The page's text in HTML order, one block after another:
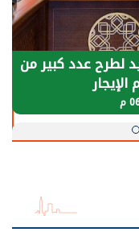
لطرح عدد كبير من